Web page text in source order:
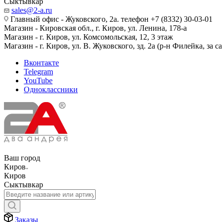
sales@2-a.ru
Главный офис - Жуковского, 2а. телефон +7 (8332) 30-03-01
Магазин - Кировская обл., г. Киров, ул. Ленина, 178-а
Магазин - г. Киров, ул. Комсомольская, 12, 3 этаж
Магазин - г. Киров, ул. В. Жуковского, зд. 2а (р-н Филейка, за
Вконтакте
Telegram
YouTube
Одноклассники
Ваш город
Киров
Киров
Сыктывкар
Заказы